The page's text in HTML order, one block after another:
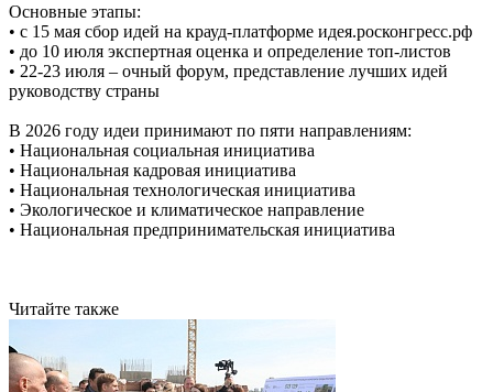
Основные этапы:
• с 15 мая сбор идей на крауд-платформе идея.росконгресс.рф
• до 10 июля экспертная оценка и определение топ-листов
• 22-23 июля – очный форум, представление лучших идей
руководству страны
В 2026 году идеи принимают по пяти направлениям:
• Национальная социальная инициатива
• Национальная кадровая инициатива
• Национальная технологическая инициатива
• Экологическое и климатическое направление
• Национальная предпринимательская инициатива
Читайте также